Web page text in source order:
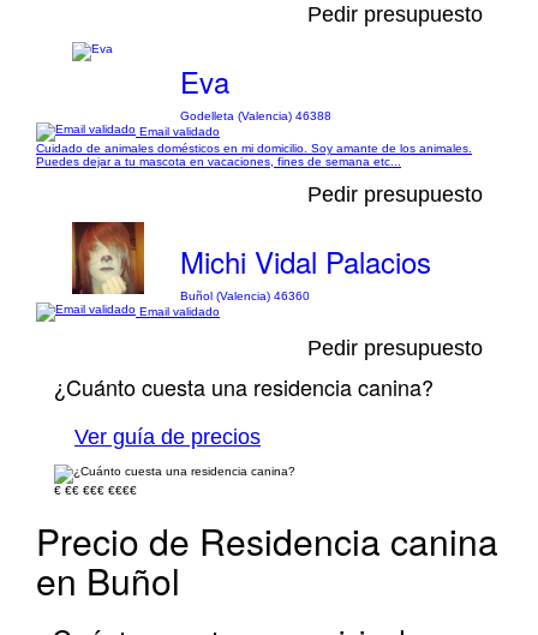
Pedir presupuesto
Eva
Godelleta (Valencia) 46388
Email validado
Cuidado de animales domésticos en mi domicilio. Soy amante de los animales.
Puedes dejar a tu mascota en vacaciones, fines de semana etc...
Pedir presupuesto
Michi Vidal Palacios
Buñol (Valencia) 46360
Email validado
Pedir presupuesto
¿Cuánto cuesta una residencia canina?
Ver guía de precios
€ €€ €€€ €€€€
Precio de Residencia canina
en Buñol